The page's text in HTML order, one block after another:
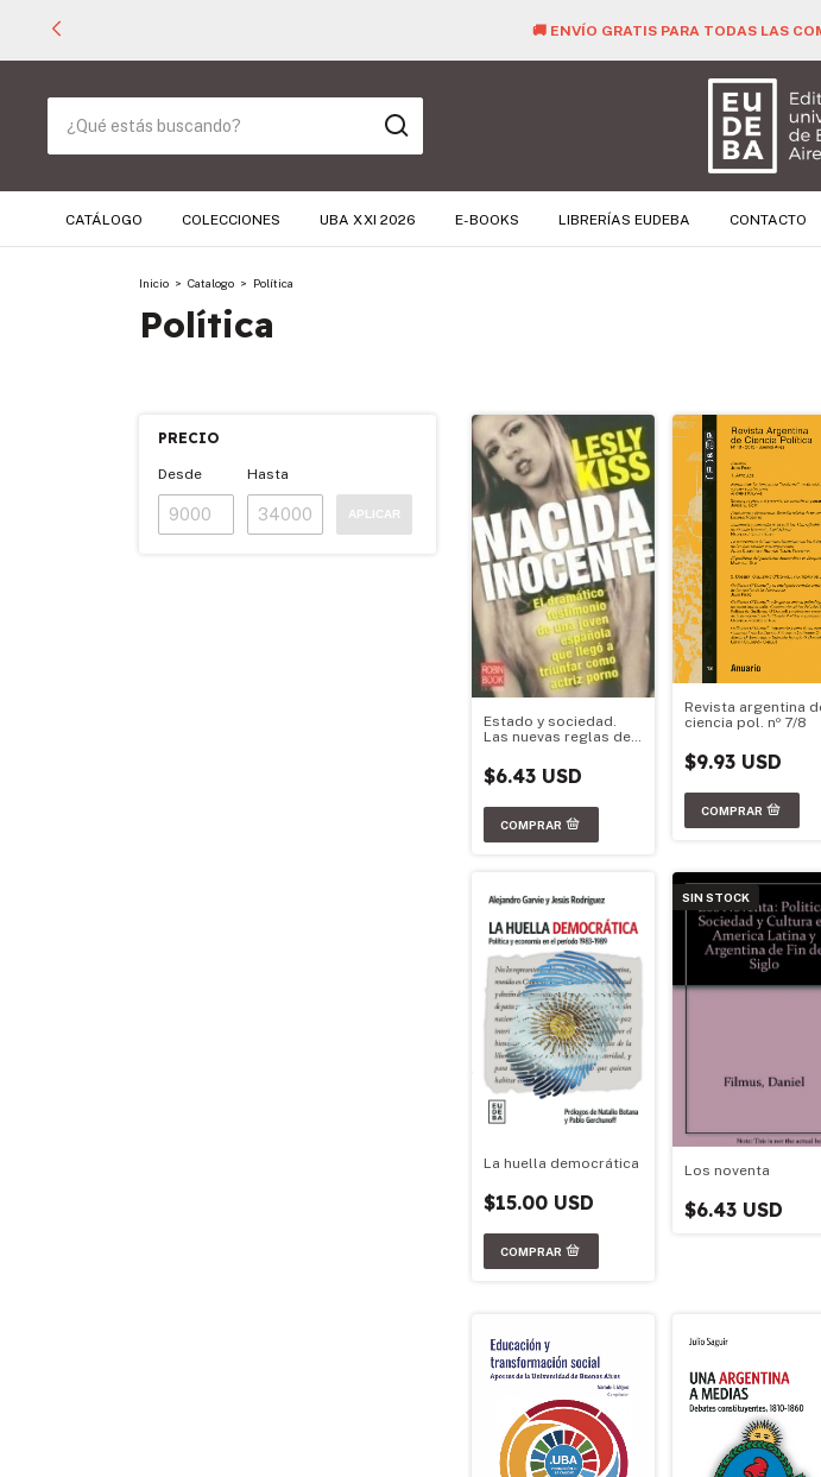
🚚 ENVÍO GRATIS PARA TODAS LAS
CATÁLOGO COLECCIONES UBA XXI 2026 E-BOOKS LIBRERÍAS EUDEBA CONTACTO
Inicio > Catalogo > Política
Política
PRECIO
Desde Hasta
APLICAR
Estado y sociedad.
Las nuevas reglas del
$6.43 USD
Revista argentina
ciencia pol. nº 7/8
$9.93 USD
La huella democrática
$15.00 USD
SIN STOCK
Los noventa
$6.43 USD